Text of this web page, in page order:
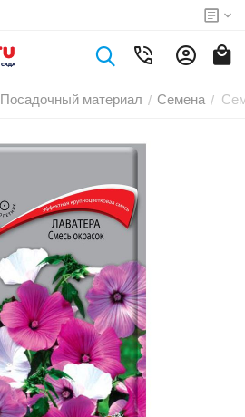
Посадочный материал / Семена /